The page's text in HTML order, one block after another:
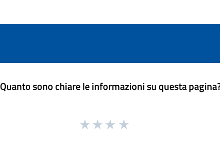
Quanto sono chiare le informazioni su questa